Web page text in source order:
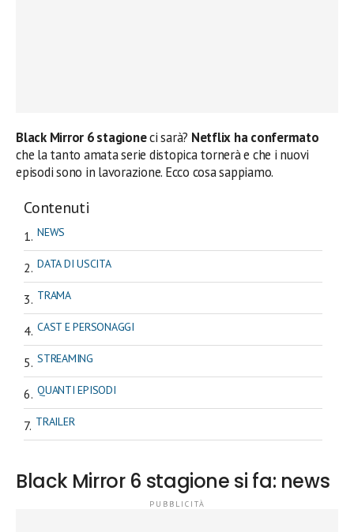
Black Mirror 6 stagioneci sarà? Netflix ha confermato
che la tanto amata serie distopica tornerà e che i nuovi
episodi sono in lavorazione. Ecco cosa sappiamo.
Contenuti
NEWS
DATA DI USCITA
TRAMA
CAST E PERSONAGGI
STREAMING
QUANTI EPISODI
TRAILER
Black Mirror 6 stagione si fa: news